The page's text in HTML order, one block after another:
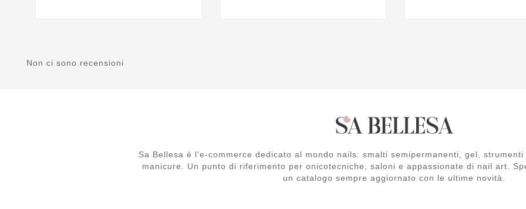
Non ci sono recensioni
Sa Bellesa è l’e-commerce dedicato al mondo nails: smalti semipermanenti, gel,
manicure. Un punto di riferimento per onicotecniche, saloni e appassionate di nail art.
un catalogo sempre aggiornato con le ultime novità.